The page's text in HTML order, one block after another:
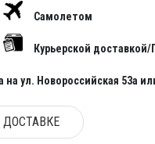
Самолетом
Курьерской
ул. Новороссийская 53а